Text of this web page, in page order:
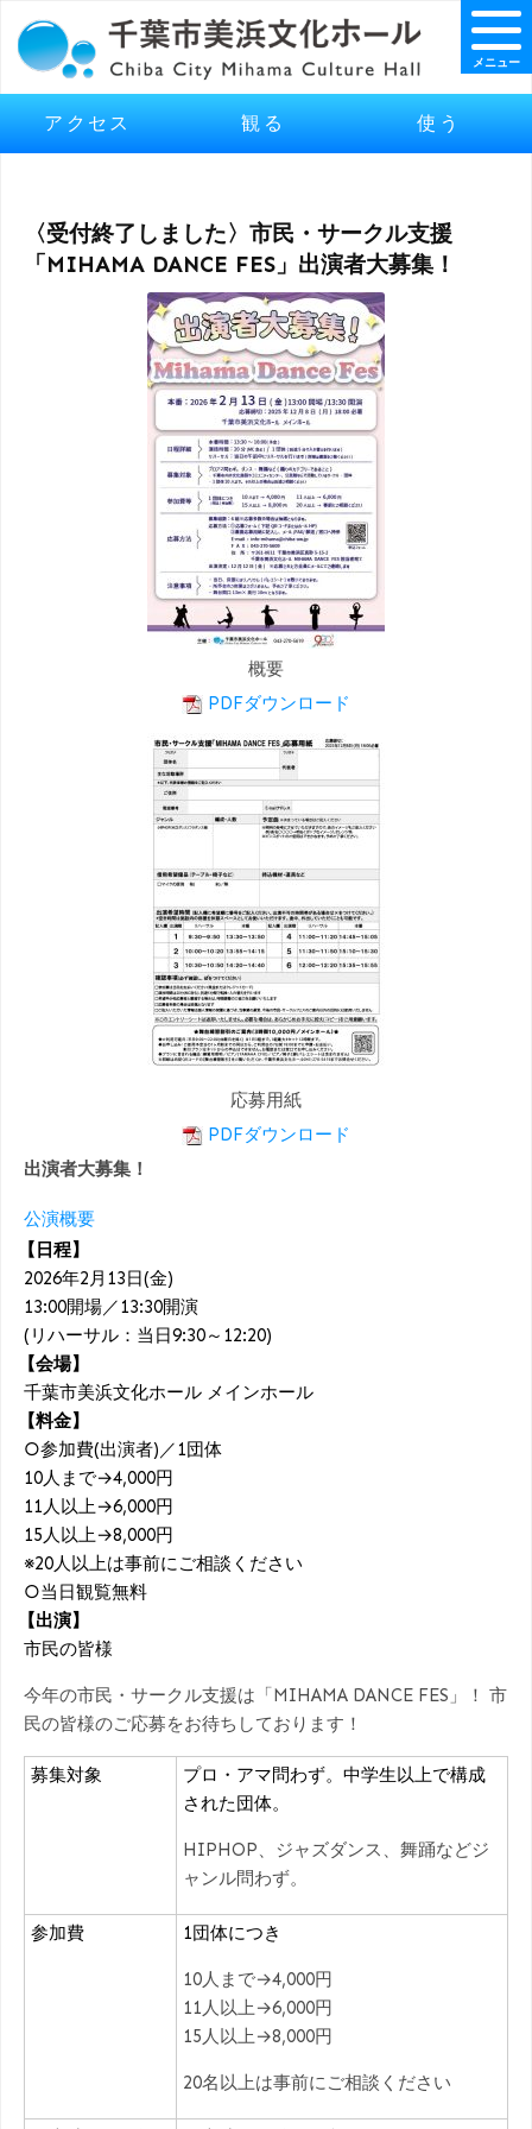
アクセス 観る 使う
メニュー
〈受付終了しました〉市民・サークル支援
「MIHAMA DANCE FES」出演者大募集！
概要
PDFダウンロード
応募用紙
PDFダウンロード
出演者大募集！
公演概要
【日程】
2026年2月13日(金)
13:00開場／13:30開演
(リハーサル：当日9:30～12:20)
【会場】
千葉市美浜文化ホール メインホール
【料金】
○参加費(出演者)／1団体
10人まで→4,000円
11人以上→6,000円
15人以上→8,000円
※20人以上は事前にご相談ください
○当日観覧無料
【出演】
市民の皆様
今年の市民・サークル支援は「MIHAMA DANCE FES」！ 市
民の皆様のご応募をお待ちしております！
募集対象
プロ・アマ問わず。中学生以上で構成
された団体。
HIPHOP、ジャズダンス、舞踊などジ
ャンル問わず。
参加費 1団体につき
10人まで→4,000円
11人以上→6,000円
15人以上→8,000円
20名以上は事前にご相談ください